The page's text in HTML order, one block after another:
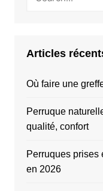
Articles
Où faire une
Perruque
qualité, confort
Perruques prises
en 2026